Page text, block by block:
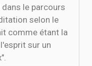
le parcours
selon le
comme étant la
sur un